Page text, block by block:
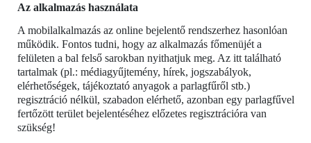
Az alkalmazás használata
A mobilalkalmazás az online bejelentő rendszerhez hasonlóan
működik. Fontos tudni, hogy az alkalmazás főmenüjét a
felületen a bal felső sarokban nyithatjuk meg. Az itt található
tartalmak (pl.: médiagyűjtemény, hírek, jogszabályok,
elérhetőségek, tájékoztató anyagok a parlagfűről stb.)
regisztráció nélkül, szabadon elérhető, azonban egy parlagfűvel
fertőzött terület bejelentéséhez előzetes regisztrációra van
szükség!